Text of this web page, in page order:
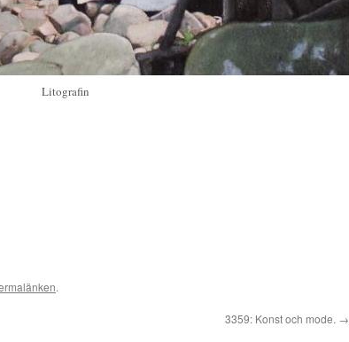
Litografin
.
3359: Konst och mode. →